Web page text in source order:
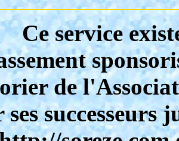
Ce service
de
ses